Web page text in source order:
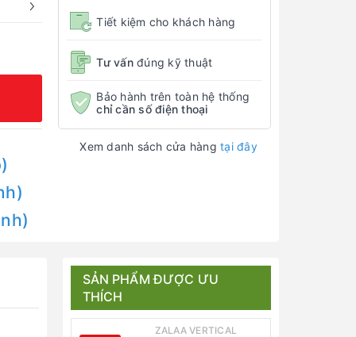
Tiết kiệm cho khách hàng
Tư vấnđúng kỹ thuật
Bảo hành trên toàn hệ thống
chỉ cần số điện thoại
Xem danh sách cửa hàngtại đây
SẢN PHẨM ĐƯỢC ƯU
THÍCH
ZALAA VERTICAL